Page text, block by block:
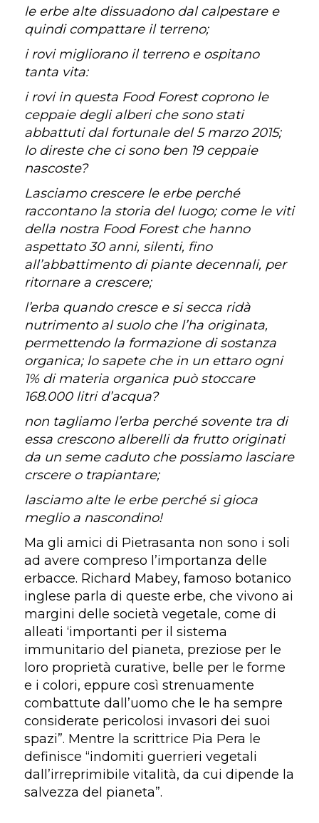
le erbe alte dissuadono dal calpestare e
quindi compattare il terreno;
i rovi migliorano il terreno e ospitano
tanta vita:
i rovi in questa Food Forest coprono le
ceppaie degli alberi che sono stati
abbattuti dal fortunale del 5 marzo 2015;
lo direste che ci sono ben 19 ceppaie
nascoste?
Lasciamo crescere le erbe perché
raccontano la storia del luogo; come le viti
della nostra Food Forest che hanno
aspettato 30 anni, silenti, fino
all’abbattimento di piante decennali, per
ritornare a crescere;
l’erba quando cresce e si secca ridà
nutrimento al suolo che l’ha originata,
permettendo la formazione di sostanza
organica; lo sapete che in un ettaro ogni
1% di materia organica può stoccare
168.000 litri d’acqua?
non tagliamo l’erba perché sovente tra di
essa crescono alberelli da frutto originati
da un seme caduto che possiamo lasciare
crscere o trapiantare;
lasciamo alte le erbe perché si gioca
meglio a nascondino!
Ma gli amici di Pietrasanta non sono i soli
ad avere compreso l’importanza delle
erbacce. Richard Mabey, famoso botanico
inglese parla di queste erbe, che vivono ai
margini delle società vegetale, come di
alleati ‘importanti per il sistema
immunitario del pianeta, preziose per le
loro proprietà curative, belle per le forme
e i colori, eppure così strenuamente
combattute dall’uomo che le ha sempre
considerate pericolosi invasori dei suoi
spazi”. Mentre la scrittrice Pia Pera le
definisce “indomiti guerrieri vegetali
dall’irreprimibile vitalità, da cui dipende la
salvezza del pianeta”.